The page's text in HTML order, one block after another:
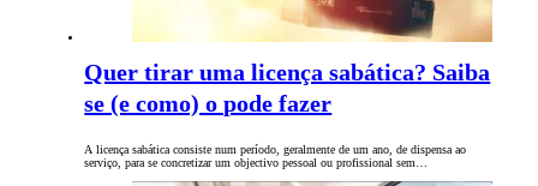
Quer tirar uma licença sabática? Saiba
se (e como) o pode fazer
A licença sabática consiste num período, geralmente de um ano, de dispensa ao
serviço, para se concretizar um objectivo pessoal ou profissional sem…